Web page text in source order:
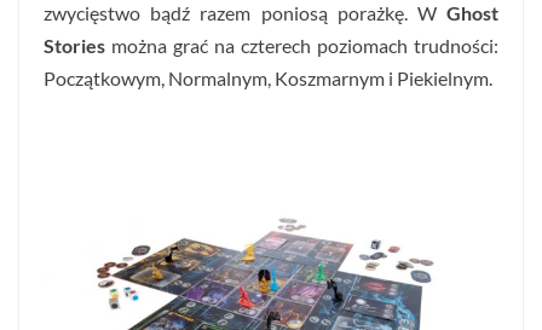
zwycięstwo bądź razem poniosą porażkę. W Ghost
Stories można grać na czterech poziomach trudności:
Początkowym, Normalnym, Koszmarnym i Piekielnym.